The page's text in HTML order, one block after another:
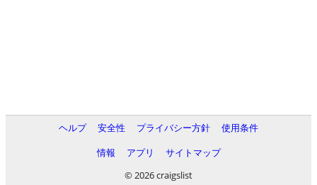
ヘルプ 安全性 プライバシー方針
使用条件
情報
アプリ
サイトマップ
© 2026 craigslist